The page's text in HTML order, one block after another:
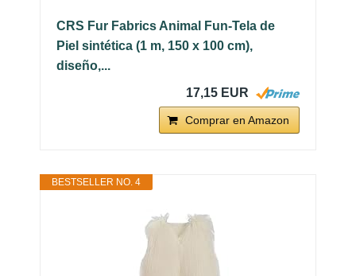
CRS Fur Fabrics Animal Fun-Tela de
Piel sintética (1 m, 150 x 100 cm),
diseño,...
17,15 EUR
Comprar en Amazon
BESTSELLER NO. 4